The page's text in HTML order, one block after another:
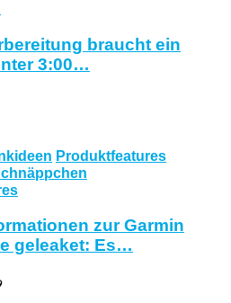
braucht ein
3:00…
Produktfeatures
zur Garmin
geleaket: Es…